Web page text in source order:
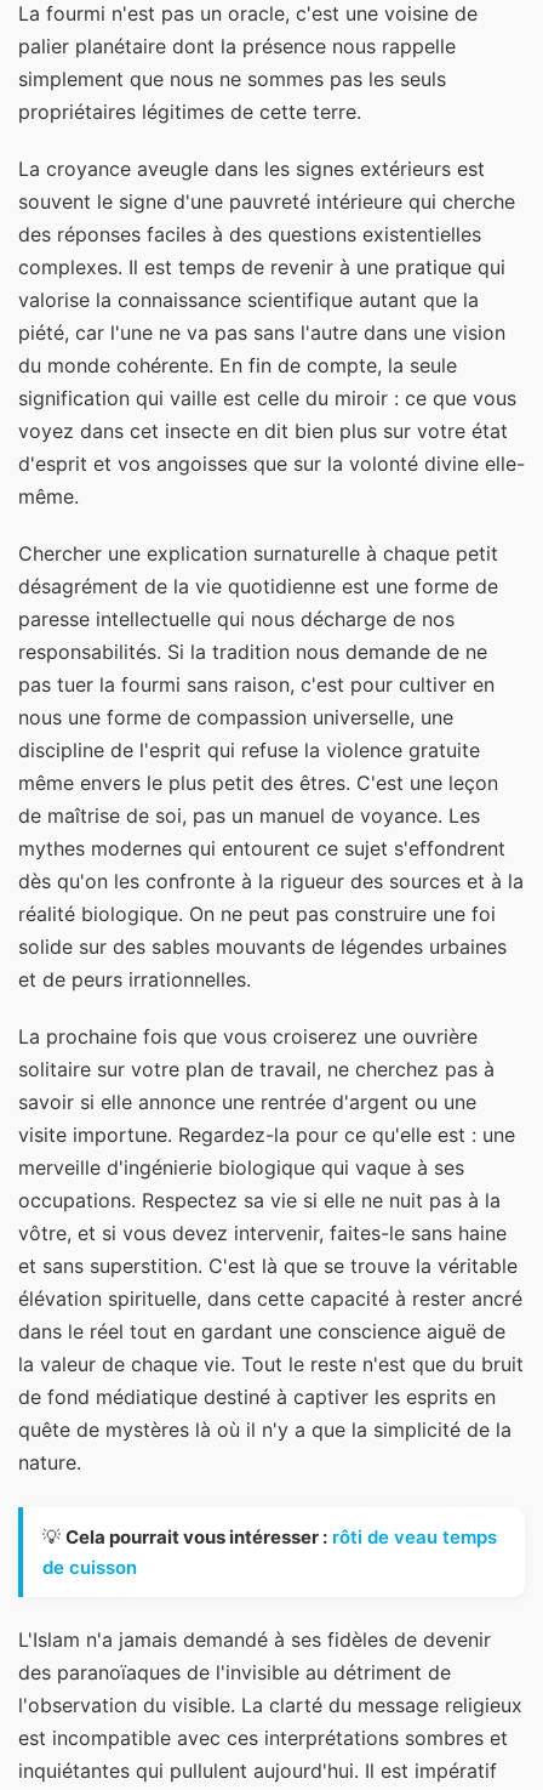
La fourmi n'est pas un oracle, c'est une voisine de
palier planétaire dont la présence nous rappelle
simplement que nous ne sommes pas les seuls
propriétaires légitimes de cette terre.
La croyance aveugle dans les signes extérieurs est
souvent le signe d'une pauvreté intérieure qui cherche
des réponses faciles à des questions existentielles
complexes. Il est temps de revenir à une pratique qui
valorise la connaissance scientifique autant que la
piété, car l'une ne va pas sans l'autre dans une vision
du monde cohérente. En fin de compte, la seule
signification qui vaille est celle du miroir : ce que vous
voyez dans cet insecte en dit bien plus sur votre état
d'esprit et vos angoisses que sur la volonté divine elle-
même.
Chercher une explication surnaturelle à chaque petit
désagrément de la vie quotidienne est une forme de
paresse intellectuelle qui nous décharge de nos
responsabilités. Si la tradition nous demande de ne
pas tuer la fourmi sans raison, c'est pour cultiver en
nous une forme de compassion universelle, une
discipline de l'esprit qui refuse la violence gratuite
même envers le plus petit des êtres. C'est une leçon
de maîtrise de soi, pas un manuel de voyance. Les
mythes modernes qui entourent ce sujet s'effondrent
dès qu'on les confronte à la rigueur des sources et à la
réalité biologique. On ne peut pas construire une foi
solide sur des sables mouvants de légendes urbaines
et de peurs irrationnelles.
La prochaine fois que vous croiserez une ouvrière
solitaire sur votre plan de travail, ne cherchez pas à
savoir si elle annonce une rentrée d'argent ou une
visite importune. Regardez-la pour ce qu'elle est : une
merveille d'ingénierie biologique qui vaque à ses
occupations. Respectez sa vie si elle ne nuit pas à la
vôtre, et si vous devez intervenir, faites-le sans haine
et sans superstition. C'est là que se trouve la véritable
élévation spirituelle, dans cette capacité à rester ancré
dans le réel tout en gardant une conscience aiguë de
la valeur de chaque vie. Tout le reste n'est que du bruit
de fond médiatique destiné à captiver les esprits en
quête de mystères là où il n'y a que la simplicité de la
nature.
💡 Cela pourrait vous intéresser : rôti de veau temps
de cuisson
L'Islam n'a jamais demandé à ses fidèles de devenir
des paranoïaques de l'invisible au détriment de
l'observation du visible. La clarté du message religieux
est incompatible avec ces interprétations sombres et
inquiétantes qui pullulent aujourd'hui. Il est impératif